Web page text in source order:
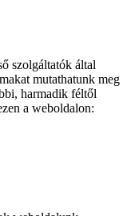
szolgáltatók által
mutathatunk meg
harmadik féltől
a weboldalon: